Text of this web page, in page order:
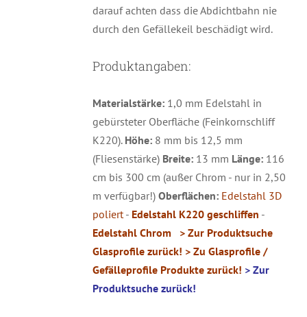
darauf achten dass die Abdichtbahn nie
durch den Gefällekeil beschädigt wird.
Produktangaben:
Materialstärke:1,0 mm Edelstahl in
gebürsteter Oberfläche (Feinkornschliff
K220). Höhe:8 mm bis 12,5 mm
(Fliesenstärke) Breite:13 mm Länge:116
cm bis 300 cm (außer Chrom - nur in 2,50
m verfügbar!) Oberflächen: Edelstahl 3D
poliert- Edelstahl K220 geschliffen -
Edelstahl Chrom
> Zur Produktsuche
Glasprofile zurück! > Zu Glasprofile /
Gefälleprofile Produkte zurück! > Zur
Produktsuche zurück!